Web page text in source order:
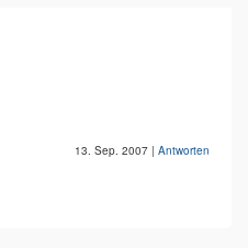
13. Sep. 2007 | Antworten